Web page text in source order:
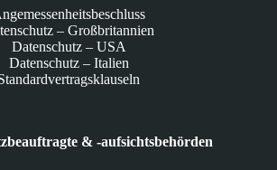
– Großbritannien
Datenschutz – USA
Datenschutz – Italien
& -aufsichtsbehörden